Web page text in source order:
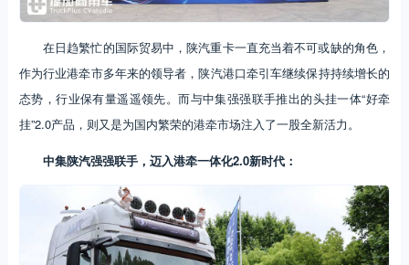
在日趋繁忙的国际贸易中，陕汽重卡一直充当着不可或缺的角色，
作为行业港牵市多年来的领导者，陕汽港口牵引车继续保持持续增长的
态势，行业保有量遥遥领先。而与中集强强联手推出的头挂一体“好牵
挂”2.0产品，则又是为国内繁荣的港牵市场注入了一股全新活力。
中集陕汽强强联手，迈入港牵一体化2.0新时代：